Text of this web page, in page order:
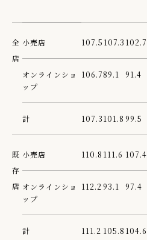
TSIトピックス
Foreign Investor
全
店
小売店 107.5 107.3 102.7
オンラインショ
ップ
106.789.1 91.4
計 107.3101.8 99.5
既
存
店
小売店 110.8 111.6 107.4
オンラインショ
ップ
112.2 93.1 97.4
計 111.2 105.8 104.6